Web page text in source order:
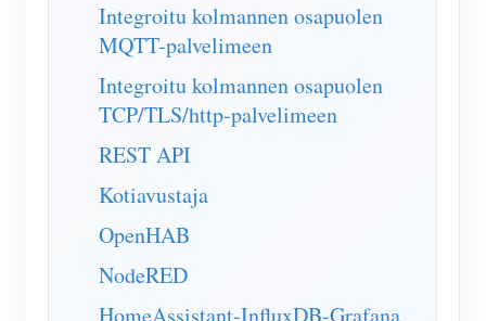
Blogit
Integroitu kolmannen osapuolen
MQTT-palvelimeen
Integroitu kolmannen osapuolen
TCP/TLS/http-palvelimeen
REST API
Kotiavustaja
OpenHAB
NodeRED
HomeAssistant-InfluxDB-Grafana